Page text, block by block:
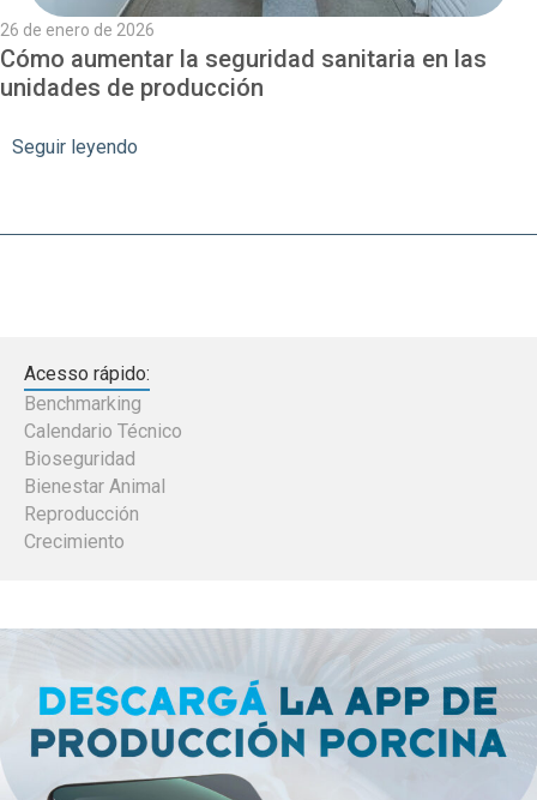
26 de enero de 2026
Cómo aumentar la seguridad sanitaria en las
unidades de producción
Seguir leyendo
Acesso rápido:
Benchmarking
Calendario Técnico
Bioseguridad
Bienestar Animal
Reproducción
Crecimiento